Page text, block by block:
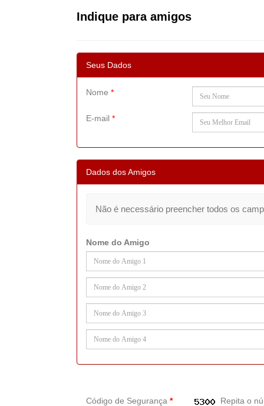
Indique para amigos
Seus Dados
Nome *
E-mail *
Dados dos Amigos
Não é necessário preencher todos os
Nome do Amigo
Código de Segurança * Repita o